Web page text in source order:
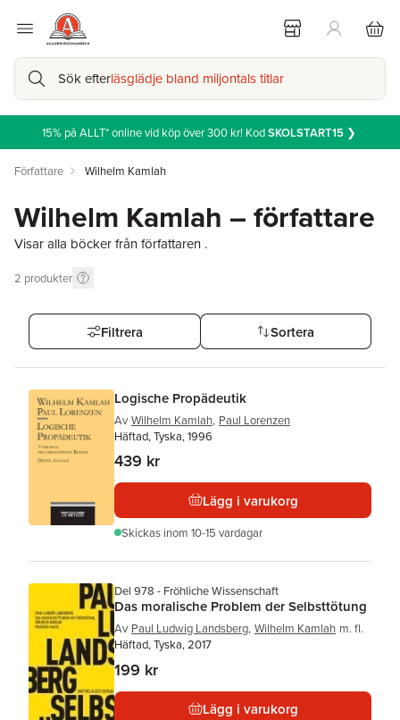
Sök efterläsglädje bland miljontals titlar
15% på ALLT* online vid köp över 300 kr! KodSKOLSTART15❯
Författare Wilhelm Kamlah
Wilhelm Kamlah – författare
Visar alla böcker från författaren .
2 produkter
Filtrera Sortera
Logische Propädeutik
Av Wilhelm Kamlah, Paul Lorenzen
Häftad, Tyska, 1996
439 kr
Lägg i varukorg
Skickas inom 10-15 vardagar
Del 978 - Fröhliche Wissenschaft
Das moralische Problem der Selbsttötung
Av Paul Ludwig Landsberg, Wilhelm Kamlah m. fl.
Häftad, Tyska, 2017
199 kr
Lägg i varukorg